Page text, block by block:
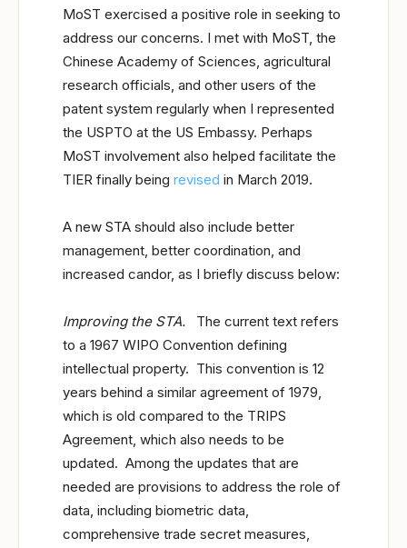
MoST exercised a positive role in seeking to
address our concerns. I met with MoST, the
Chinese Academy of Sciences, agricultural
research officials, and other users of the
patent system regularly when I represented
the USPTO at the US Embassy. Perhaps
MoST involvement also helped facilitate the
TIER finally being revised in March 2019.
A new STA should also include better
management, better coordination, and
increased candor, as I briefly discuss below:
Improving the STA.
The current text refers
to a 1967 WIPO Convention defining
intellectual property. This convention is 12
years behind a similar agreement of 1979,
which is old compared to the TRIPS
Agreement, which also needs to be
updated. Among the updates that are
needed are provisions to address the role of
data, including biometric data,
comprehensive trade secret measures,